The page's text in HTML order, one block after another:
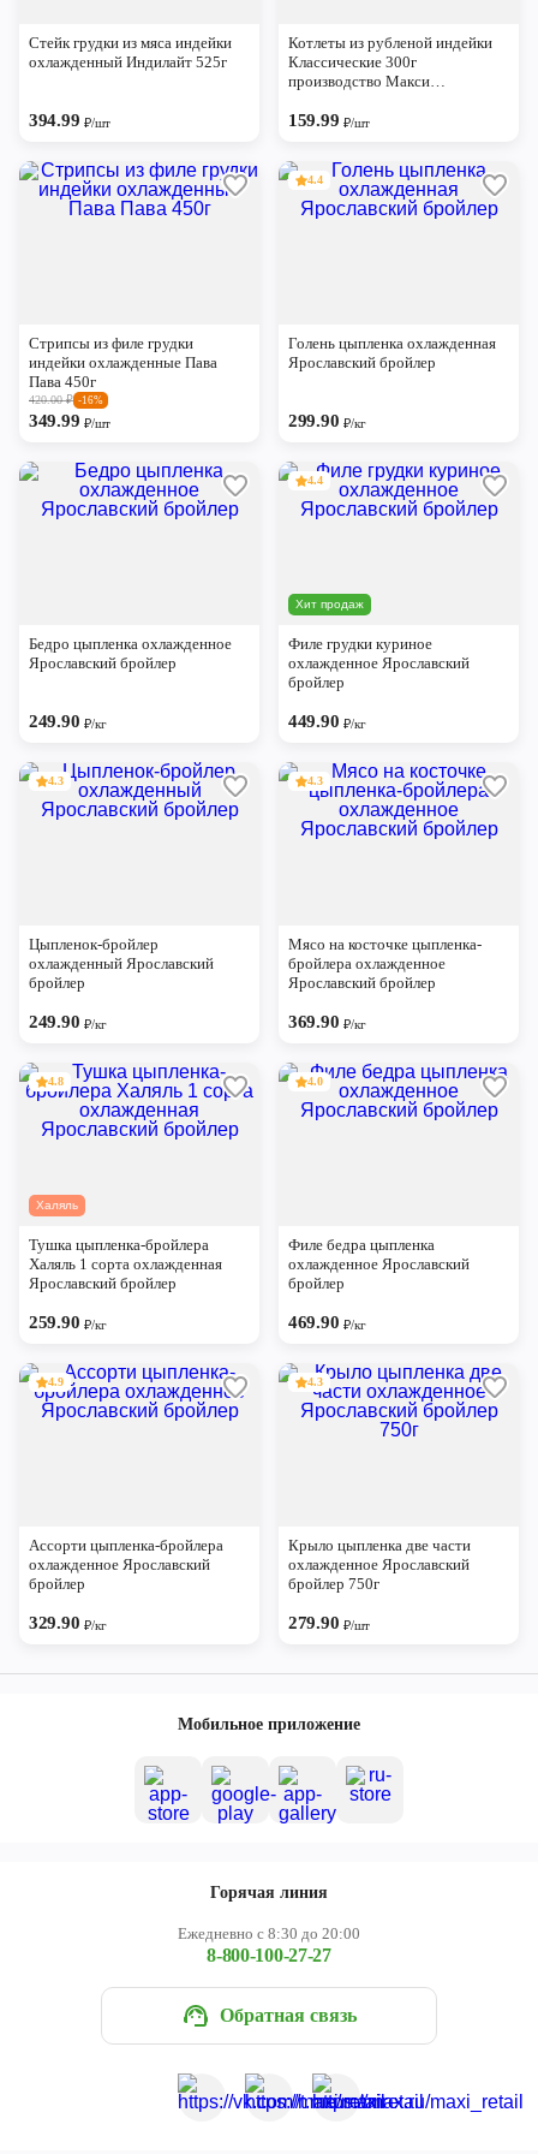
Ярославль
Стейк грудки из мяса индейки
охлажденный Индилайт 525г
394.99 ₽/шт
Котлеты из рубленой индейки
Классические 300г
производство Макси
159.99 ₽/шт
Стрипсы из филе грудки
индейки охлажденные Пава
Пава 450г
420.00₽ -16%
349.99 ₽/шт
4.4
Голень цыпленка охлажденная
Ярославский бройлер
299.90 ₽/кг
Бедро цыпленка охлажденное
Ярославский бройлер
249.90 ₽/кг
Хит продаж
4.4
Филе грудки куриное
охлажденное Ярославский
бройлер
449.90 ₽/кг
4.3
Цыпленок-бройлер
охлажденный Ярославский
бройлер
249.90 ₽/кг
4.3
Мясо на косточке цыпленка-
бройлера охлажденное
Ярославский бройлер
369.90 ₽/кг
Халяль
4.8
Тушка цыпленка-бройлера
Халяль 1 сорта охлажденная
Ярославский бройлер
259.90 ₽/кг
4.0
Филе бедра цыпленка
охлажденное Ярославский
бройлер
469.90 ₽/кг
4.9
Ассорти цыпленка-бройлера
охлажденное Ярославский
бройлер
329.90 ₽/кг
4.3
Крыло цыпленка две части
охлажденное Ярославский
бройлер 750г
279.90 ₽/шт
Мобильное приложение
Горячая линия
Ежедневно с 8:30 до 20:00
8-800-100-27-27
Обратная связь